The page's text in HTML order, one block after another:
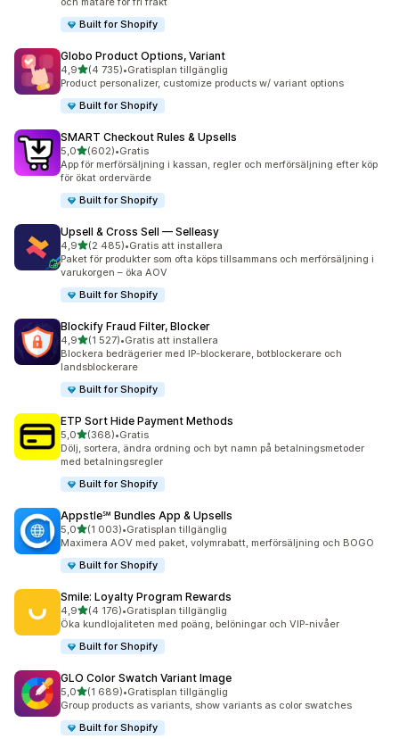
Built for Shopify
Globo Product Options, Variant
4,9av 5 stjärnor
(4 735)
4735 recensioner totalt
•Gratisplan tillgänglig
Product personalizer, customize products w/ variant options
Built for Shopify
SMART Checkout Rules & Upsells
5,0av 5 stjärnor
(602)
602 recensioner totalt
•Gratis
App för merförsäljning i kassan, regler och merförsäljning efter köp
för ökat ordervärde
Built for Shopify
Upsell & Cross Sell — Selleasy
4,9av 5 stjärnor
(2 485)
2485 recensioner totalt
•Gratis att installera
Paket för produkter som ofta köps tillsammans och merförsäljning i
varukorgen – öka AOV
Built for Shopify
Blockify Fraud Filter, Blocker
4,9av 5 stjärnor
(1 527)
1527 recensioner totalt
•Gratis att installera
Blockera bedrägerier med IP-blockerare, botblockerare och
landsblockerare
Built for Shopify
ETP Sort Hide Payment Methods
5,0av 5 stjärnor
(368)
368 recensioner totalt
•Gratis
Dölj, sortera, ändra ordning och byt namn på betalningsmetoder
med betalningsregler
Built for Shopify
Appstle℠ Bundles App & Upsells
5,0av 5 stjärnor
(1 003)
1003 recensioner totalt
•Gratisplan tillgänglig
Maximera AOV med paket, volymrabatt, merförsäljning och BOGO
Built for Shopify
Smile: Loyalty Program Rewards
4,9av 5 stjärnor
(4 176)
4176 recensioner totalt
•Gratisplan tillgänglig
Öka kundlojaliteten med poäng, belöningar och VIP-nivåer
Built for Shopify
GLO Color Swatch Variant Image
5,0av 5 stjärnor
(1 689)
1689 recensioner totalt
•Gratisplan tillgänglig
Group products as variants, show variants as color swatches
Built for Shopify